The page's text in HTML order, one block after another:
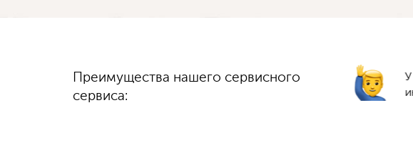
Преимущества нашего сервисного
сервиса:
гарантируем
качество
выполняем быстро
У